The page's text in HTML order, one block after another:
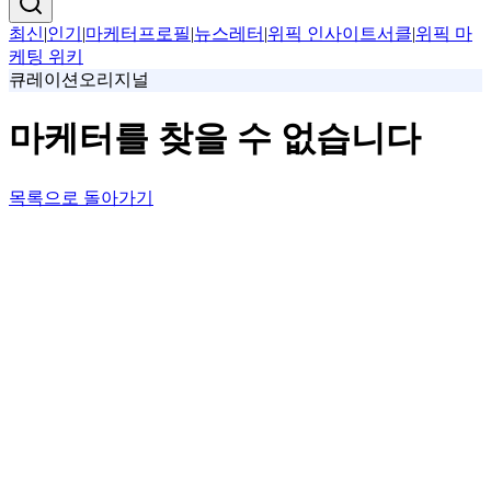
최신|인기 |마케터프로필|뉴스레터 |위픽 인사이트서클|위픽 마
케팅 위키
큐레이션 오리지널
마케터를 찾을 수 없습니다
목록으로 돌아가기